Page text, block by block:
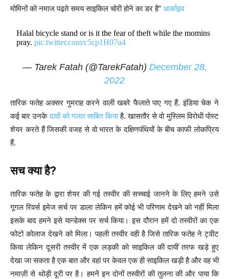
मोमिनों को नमाज पढ़ते समय साइकिल चोरी होने का डर है” आर्काइव
Halal bicycle stand or is it the fear of theft while the momins
pray.pic.twitter.com/c5cp1H07u4
— Tarek Fatah (@TarekFatah) December 28,
2022
तारिक फतेह अक्सर गुमराह करने वाली खबरे फैलाते पाए गए हैं. इंडिया चेक ने
कई बार उनकेदावों को गलत साबित कियाहै. खासतौर से वो मुस्लिम विरोधी पोस्ट
शेयर करते हैं जिसकी वजह से वो भारत के दक्षिणपंथियों के बीच काफी लोकप्रिय
हैं.
सच क्या है?
तारिक फतेह के द्वारा शेयर की गई तस्वीर की सच्चाई जानने के लिए हमने उसे
गूगल रिवर्स इमेज सर्च पर डाला लेकिन हमें कोई भी परिणाम देखने को नहीं मिला
इसके बाद हमने इसे यान्डेक्स पर सर्च किया। इस दौरान हमें दो तस्वीरों का एक
फोटो कोलाज देखने को मिला। पहली तस्वीर वही है जिसे तारिक फतेह ने ट्वीट
किया लेकिन दूसरी तस्वीर में एक लड़की को साइकिल की दायीं तरफ खड़े हुए
देखा जा सकता है एक बात और वहां पर केवल एक ही साइकिल खड़ी है और वह भी
नमाज़ी से थोड़ी दूरी पर है। हमनें इन दोनों तस्वीरों की तुलना की और पाया कि